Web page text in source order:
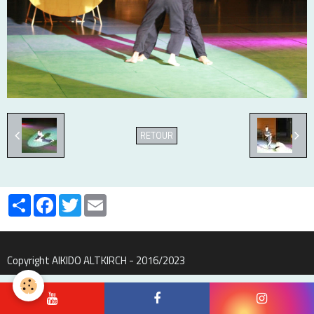
RETOUR
PartagerFacebook
Twitter
Copyright AIKIDO ALTKIRCH - 2016/2023